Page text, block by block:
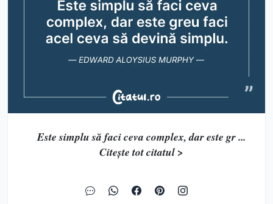
Este simplu să faci ceva complex, dar este gr ...
Citește tot citatul >